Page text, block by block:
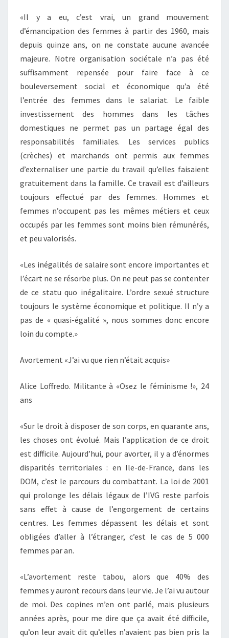
«Il y a eu, c’est vrai, un grand mouvement
d’émancipation des femmes à partir des 1960, mais
depuis quinze ans, on ne constate aucune avancée
majeure. Notre organisation sociétale n’a pas été
suffisamment repensée pour faire face à ce
bouleversement social et économique qu’a été
l’entrée des femmes dans le salariat. Le faible
investissement des hommes dans les tâches
domestiques ne permet pas un partage égal des
responsabilités familiales. Les services publics
(crèches) et marchands ont permis aux femmes
d’externaliser une partie du travail qu’elles faisaient
gratuitement dans la famille. Ce travail est d’ailleurs
toujours effectué par des femmes. Hommes et
femmes n’occupent pas les mêmes métiers et ceux
occupés par les femmes sont moins bien rémunérés,
et peu valorisés.
«Les inégalités de salaire sont encore importantes et
l’écart ne se résorbe plus. On ne peut pas se contenter
de ce statu quo inégalitaire. L’ordre sexué structure
toujours le système économique et politique. Il n’y a
pas de « quasi-égalité », nous sommes donc encore
loin du compte.»
Avortement «J’ai vu que rien n’était acquis»
Alice Loffredo. Militante à «Osez le féminisme !», 24
ans
«Sur le droit à disposer de son corps, en quarante ans,
les choses ont évolué. Mais l’application de ce droit
est difficile. Aujourd’hui, pour avorter, il y a d’énormes
disparités territoriales : en Ile-de-France, dans les
DOM, c’est le parcours du combattant. La loi de 2001
qui prolonge les délais légaux de l’IVG reste parfois
sans effet à cause de l’engorgement de certains
centres. Les femmes dépassent les délais et sont
obligées d’aller à l’étranger, c’est le cas de 5 000
femmes par an.
«L’avortement reste tabou, alors que 40% des
femmes y auront recours dans leur vie. Je l’ai vu autour
de moi. Des copines m’en ont parlé, mais plusieurs
années après, pour me dire que ça avait été difficile,
qu’on leur avait dit qu’elles n’avaient pas bien pris la